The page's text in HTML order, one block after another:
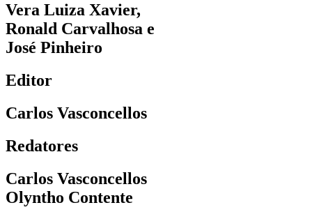
Vera Luiza Xavier,
Ronald Carvalhosa e
José Pinheiro
Editor
Carlos Vasconcellos
Redatores
Carlos Vasconcellos
Olyntho Contente